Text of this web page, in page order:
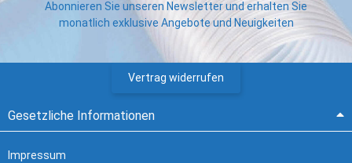
Abonnieren Sie unseren Newsletter und erhalten Sie
monatlich exklusive Angebote und Neuigkeiten
Vertrag widerrufen
Gesetzliche Informationen
Impressum